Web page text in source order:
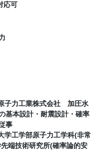
応可
子力工業株式会社 加圧水
基本設計・耐震設計・確率
事
学工学部原子力工学科(非常
端技術研究所(確率論的安